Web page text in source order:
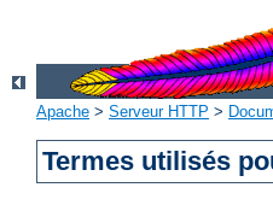
Apache > Serveur HTTP >
Termes utilisés